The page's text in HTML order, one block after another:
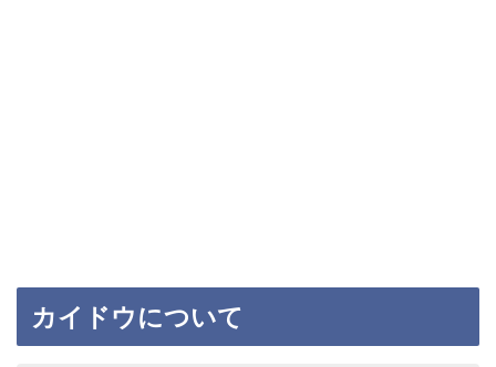
カイドウについて